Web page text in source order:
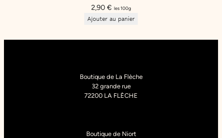
2,90 € les 100g
Ajouter au panier
Boutique de La Flèche
32 grande rue
72200 LA FLÈCHE
Boutique de Niort